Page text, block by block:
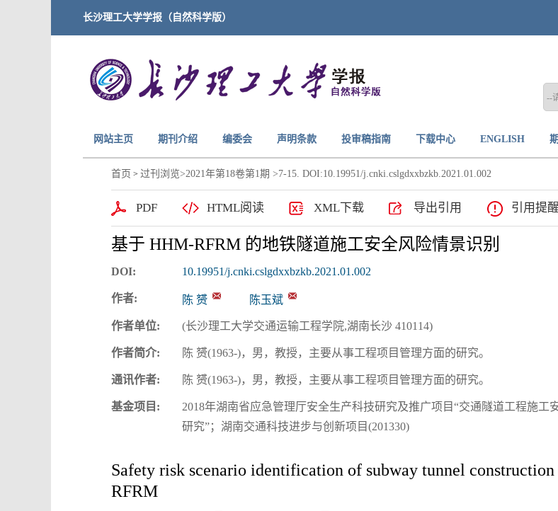
长沙理工大学学报（自然科学版）
网站主页 期刊介绍 编委会 声明条款 投审稿指南 下载中心 ENGLISH
首页 > 过刊浏览>2021年第18卷第1期 >7-15. DOI:10.19951/j.cnki.cslgdxxbzkb.2021.01.002
PDF HTML阅读 XML下载 导出引用 引用提醒
基于 HHM-RFRM 的地铁隧道施工安全风险情景识别
DOI: 10.19951/j.cnki.cslgdxxbzkb.2021.01.002
作者: 陈 赟 陈玉斌
作者单位: (长沙理工大学交通运输工程学院,湖南长沙 410114)
作者简介: 陈 赟(1963-)，男，教授，主要从事工程项目管理方面的研究。
通讯作者: 陈 赟(1963-)，男，教授，主要从事工程项目管理方面的研究。
基金项目:
2018年湖南省应急管理厅安全生产科技研究及推广项目“交通隧道工程施工
研究”；湖南交通科技进步与创新项目(201330)
Safety risk scenario identification of subway tunnel
RFRM